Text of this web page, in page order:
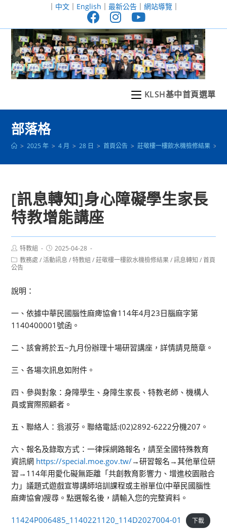
至
｜ 中文｜ English ｜ 最新公告｜ 網站導覽｜
KLSH基中首頁選單
部落格
> 2025 年 > 4 月 > 28 日 > 首頁公告 > 莊敬樓一樓飲水機檢修結果 >
[訊息轉知]身心障礙學生家長
特教增能講座
Post
author:
特教組
Post
published:
2025-04-28
Post
category:
教務處 / 活動訊息 / 特教組 / 莊敬樓一樓飲水機檢修結果 / 訊息轉知 / 首頁
公告
說明：
一、依據中華民國腦性麻痺協會114年4月23日腦麻字第
1140400001號函。
二、該會將於五~九月份辦理十場研習講座，詳情請見簡章。
三、各場次訊息如附件。
四、參與對象：身障學生、身障生家長、特教老師、機構人
員或實際照顧者。
五、聯絡人：翁淑芬。聯絡電話:(02)2892-6222分機207。
六、報名及錄取方式：一律採網路報名，請至全國特殊教育
資訊網 https://special.moe.gov.tw/→研習報名→其他單位研
習→114年用愛化礙無距離「共創教育影響力、增進校園融合
力」議題式遊戲宣導講師培訓課程或主辦單位(中華民國腦性
麻痺協會)搜尋。點選報名後，請輸入您的完整資料。
11424P006485_1140221120_114D2027004-01 下載